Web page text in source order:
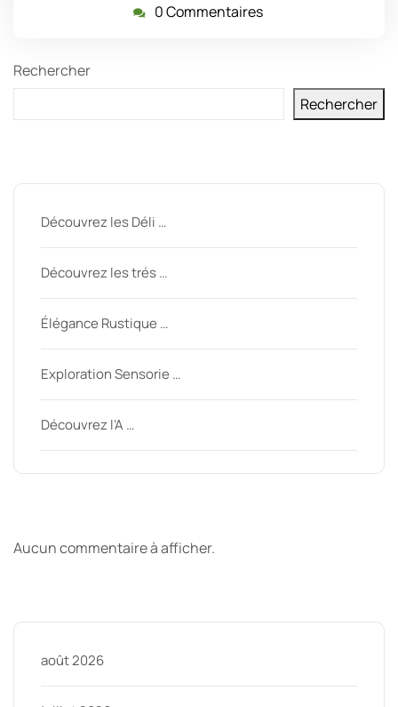
0 Commentaires
Rechercher
Rechercher
Découvrez les Déli …
Découvrez les trés …
Élégance Rustique …
Exploration Sensorie …
Découvrez l’A …
Aucun commentaire à afficher.
août 2026